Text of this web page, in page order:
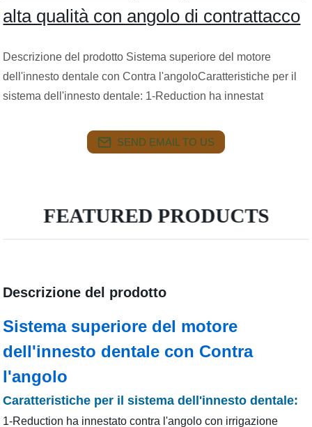
alta qualità con angolo di contrattacco
Descrizione del prodotto Sistema superiore del motore
dell'innesto dentale con Contra l'angoloCaratteristiche per il
sistema dell'innesto dentale: 1-Reduction ha innestat
SEND EMAIL TO US
FEATURED PRODUCTS
Descrizione del prodotto
Sistema superiore del motore
dell'innesto dentale con Contra
l'angolo
Caratteristiche per il sistema dell'innesto dentale:
1-Reduction ha innestato contra l'angolo con irrigazione